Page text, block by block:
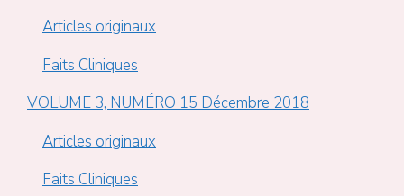
Articles originaux
Faits Cliniques
VOLUME 3, NUMÉRO 15 Décembre 2018
Articles originaux
Faits Cliniques